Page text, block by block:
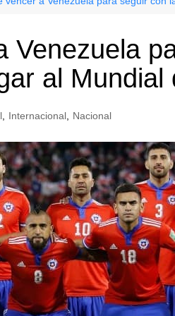
Venezuela
al Mundial
, Internacional, Nacional